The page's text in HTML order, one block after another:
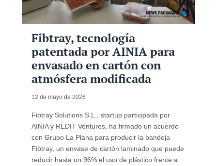
Fibtray, tecnología
patentada por AINIA para
envasado en cartón con
atmósfera modificada
12 de mayo de 2026
Fibtray Solutions S.L., startup participada por
AINIA y REDIT Ventures, ha firmado un acuerdo
con Grupo La Plana para producir la bandeja
Fibtray, un envase de cartón laminado que puede
reducir hasta un 96% el uso de plástico frente a